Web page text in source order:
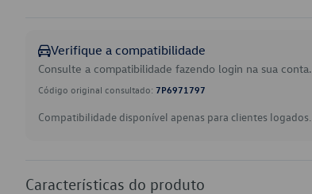
Verifique a compatibilidade
Consulte a compatibilidade fazendo login na sua conta.
Código original consultado: 7P6971797
Compatibilidade disponível apenas para clientes logados.
Características do produto